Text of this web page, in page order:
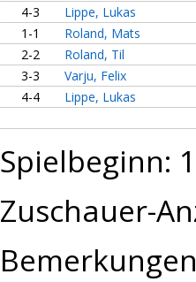
4-3
Lippe, Lukas
1-1
Roland, Mats
2-2
Roland, Til
3-3
Varju, Felix
4-4
Lippe, Lukas
Spielbeginn:
Zuschauer-